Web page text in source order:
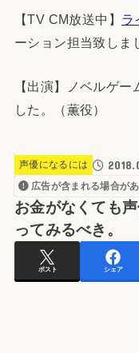
【TV CM放送中】 ラ
ーション担当致しま
【出演】ノベルゲー
した。（薫役）
声優になるには
広告が含まれる場合が
お金がなくても
ってみるべき。
ポスト シェア